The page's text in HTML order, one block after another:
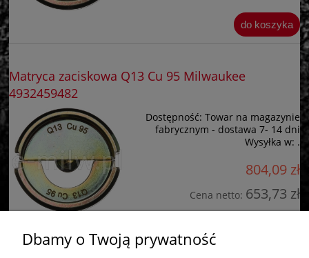
do koszyka
Matryca zaciskowa Q13 Cu 95 Milwaukee
4932459482
Dostępność: Towar na magazynie
fabrycznym - dostawa 7- 14 dni
Wysyłka w: .
804,09 zł
Cena netto: 653,73 zł
Dbamy o Twoją prywatność